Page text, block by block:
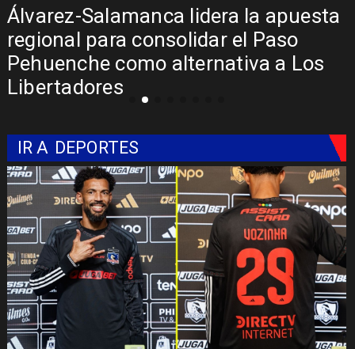
Álvarez-Salamanca lidera la apuesta
regional para consolidar el Paso
Pehuenche como alternativa a Los
Libertadores
IR A DEPORTES